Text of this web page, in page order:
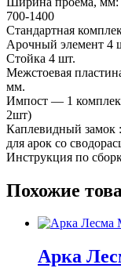
700-1400
Стандартная
Арочный элемент 4
Стойка 4 шт.
Межстоевая
мм.
Импост — 1
2шт)
Каплевидный
для арок со
Инструкция по
Похожие
Арка